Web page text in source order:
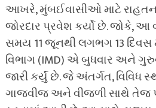
આખરે, મુંબઈવાસીઓ માટે
જોરદાર પ્રવેશ કર્યો છે. જોકે, આ
સમય 11 જૂનથી લગભગ 13 દિવસ
વિભાગ (IMD) એ બુધવાર અને
જારી કર્યું છે. જે અંતર્ગત,
ગાજવીજ અને વીજળી સાથે તેજ